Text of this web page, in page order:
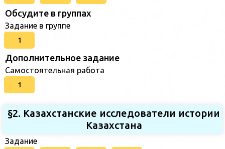
Обсудите в группах
Задание в группе
1
Дополнительное задание
Самостоятельная работа
1
§2. Казахстанские исследователи истории
Казахстана
Задание